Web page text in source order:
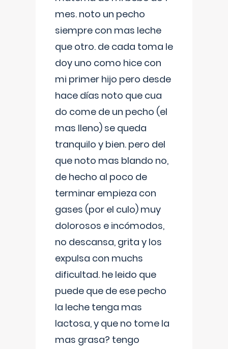
mes. noto un pecho
siempre con mas leche
que otro. de cada toma le
doy uno como hice con
mi primer hijo pero desde
hace días noto que cua
do come de un pecho (el
mas lleno) se queda
tranquilo y bien. pero del
que noto mas blando no,
de hecho al poco de
terminar empieza con
gases (por el culo) muy
dolorosos e incómodos,
no descansa, grita y los
expulsa con muchs
dificultad. he leido que
puede que de ese pecho
la leche tenga mas
lactosa, y que no tome la
mas grasa? tengo